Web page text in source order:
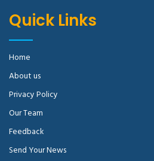
Quick Links
Home
About us
Privacy Policy
Our Team
Feedback
Send Your News